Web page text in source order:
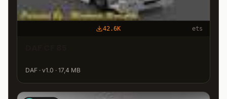
42.6K ets
DAF · v1.0 · 17,4 MB